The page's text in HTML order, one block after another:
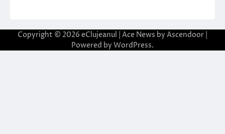
Copyright © 2026 eClujeanul | Ace News by Ascendoor
Powered by WordPress.